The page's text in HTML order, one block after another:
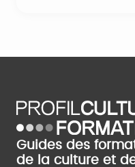
Guides des
de la culture et